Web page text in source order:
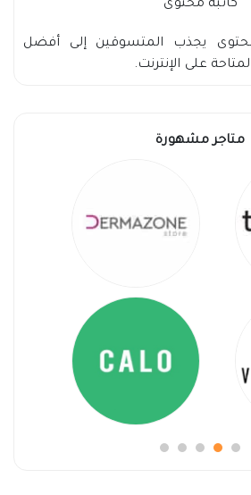
كاتبة محتوى
يجذب المتسوقين إلى أفضل
على الإنترنت.
متاجر مشهورة